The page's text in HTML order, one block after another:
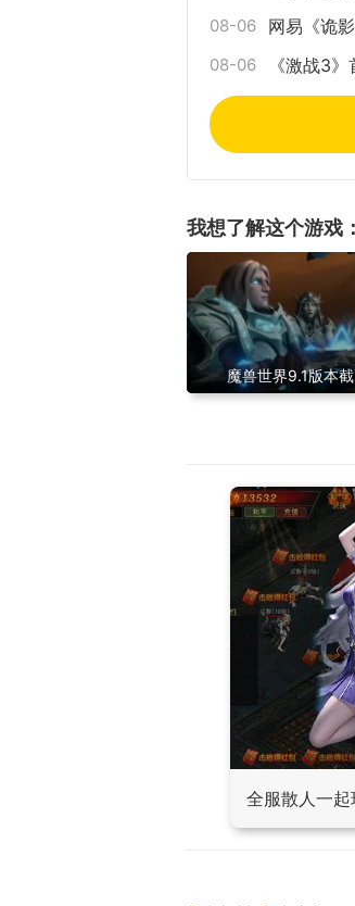
08-06 网易《诡
08-06 《激战3
我想了解这个游戏：
魔兽世界9.1版本
全服散人一起